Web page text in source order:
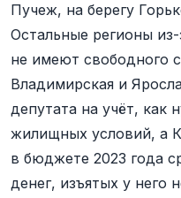
Пучеж, на берегу
Остальные регионы
не имеют свободного
Владимирская и
депутата на учёт, как
жилищных условий, а
в бюджете 2023 года
денег, изъятых у него